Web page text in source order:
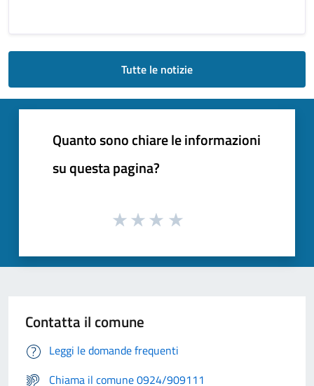
Tutte le notizie
Quanto sono chiare le informazioni
su questa pagina?
Contatta il comune
Leggi le domande frequenti
Chiama il comune 0924/909111